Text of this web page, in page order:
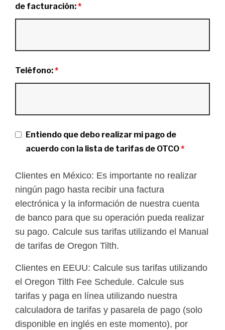
de facturación:*
Teléfono:*
Entiendo que debo realizar mi pago de
acuerdo con la lista de tarifas de OTCO*
Clientes en México: Es importante no realizar
ningún pago hasta recibir una factura
electrónica y la información de nuestra cuenta
de banco para que su operación pueda realizar
su pago. Calcule sus tarifas utilizando el Manual
de tarifas de Oregon Tilth.
Clientes en EEUU: Calcule sus tarifas utilizando
el Oregon Tilth Fee Schedule. Calcule sus
tarifas y paga en línea utilizando nuestra
calculadora de tarifas y pasarela de pago (solo
disponible en inglés en este momento), por